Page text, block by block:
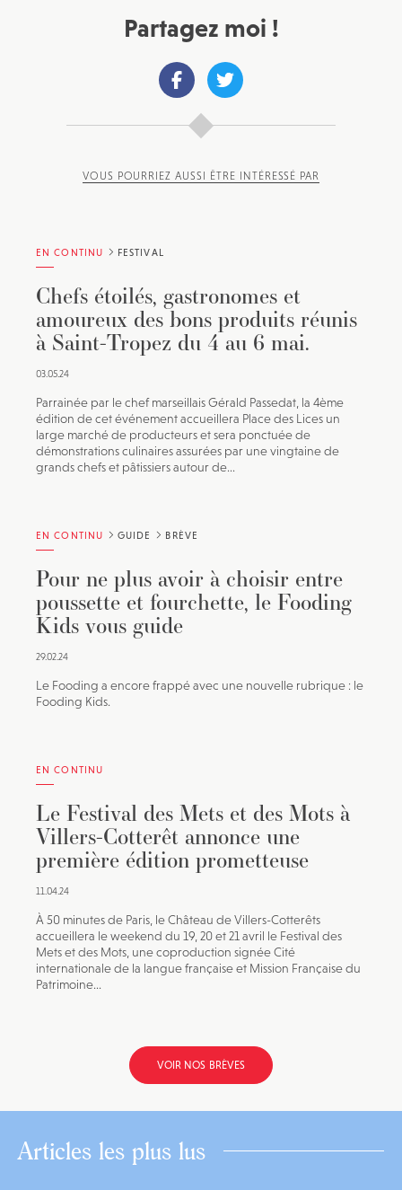
Partagez moi !
VOUS POURRIEZ AUSSI ÊTRE INTÉRESSÉ PAR
EN CONTINU FESTIVAL
Chefs étoilés, gastronomes et
amoureux des bons produits réunis
à Saint-Tropez du 4 au 6 mai.
03.05.24
Parrainée par le chef marseillais Gérald Passedat, la 4ème
édition de cet événement accueillera Place des Lices un
large marché de producteurs et sera ponctuée de
démonstrations culinaires assurées par une vingtaine de
grands chefs et pâtissiers autour de...
EN CONTINU GUIDE BRÈVE
Pour ne plus avoir à choisir entre
poussette et fourchette, le Fooding
Kids vous guide
29.02.24
Le Fooding a encore frappé avec une nouvelle rubrique : le
Fooding Kids.
EN CONTINU
Le Festival des Mets et des Mots à
Villers-Cotterêt annonce une
première édition prometteuse
11.04.24
À 50 minutes de Paris, le Château de Villers-Cotterêts
accueillera le weekend du 19, 20 et 21 avril le Festival des
Mets et des Mots, une coproduction signée Cité
internationale de la langue française et Mission Française du
Patrimoine...
VOIR NOS BRÈVES
Articles les plus lus